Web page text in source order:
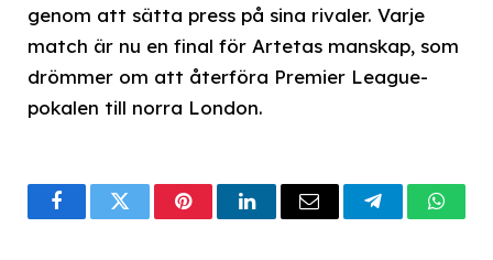
genom att sätta press på sina rivaler. Varje
match är nu en final för Artetas manskap, som
drömmer om att återföra Premier League-
pokalen till norra London.
FacebookTwitterPinterestLinkedInEmail Telegram